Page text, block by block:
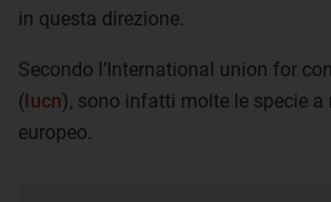
in questa direzione.
Secondo l’International union for
(Iucn), sono infatti molte le specie
europeo.